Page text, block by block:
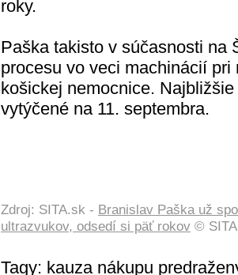
roky.
Paška takisto v súčasnosti na
procesu vo veci machinácií
košickej nemocnice.
vytýčené na 11. septembra.
Zdroj: SITA.sk - Branislav Paška už
ultrazvukov, odsedí si päť rokov ©
Tagy: kauza nákupu